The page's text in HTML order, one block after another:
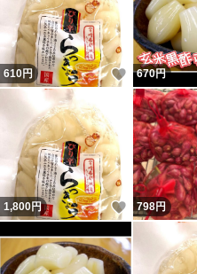
610円 いいね！
670円
1,800円 いいね！
798円